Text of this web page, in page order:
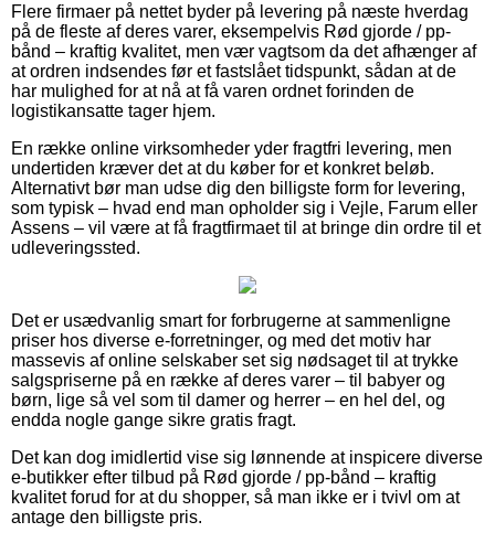
Flere firmaer på nettet byder på levering på næste hverdag
på de fleste af deres varer, eksempelvis Rød gjorde / pp-
bånd – kraftig kvalitet, men vær vagtsom da det afhænger af
at ordren indsendes før et fastslået tidspunkt, sådan at de
har mulighed for at nå at få varen ordnet forinden de
logistikansatte tager hjem.
En række online virksomheder yder fragtfri levering, men
undertiden kræver det at du køber for et konkret beløb.
Alternativt bør man udse dig den billigste form for levering,
som typisk – hvad end man opholder sig i Vejle, Farum eller
Assens – vil være at få fragtfirmaet til at bringe din ordre til et
udleveringssted.
Det er usædvanlig smart for forbrugerne at sammenligne
priser hos diverse e-forretninger, og med det motiv har
massevis af online selskaber set sig nødsaget til at trykke
salgspriserne på en række af deres varer – til babyer og
børn, lige så vel som til damer og herrer – en hel del, og
endda nogle gange sikre gratis fragt.
Det kan dog imidlertid vise sig lønnende at inspicere diverse
e-butikker efter tilbud på Rød gjorde / pp-bånd – kraftig
kvalitet forud for at du shopper, så man ikke er i tvivl om at
antage den billigste pris.